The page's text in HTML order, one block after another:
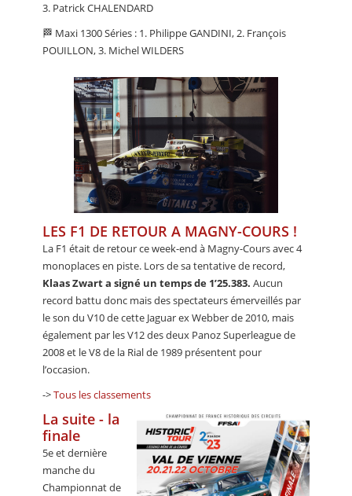
3. Patrick CHALENDARD
🏁 Maxi 1300 Séries : 1. Philippe GANDINI, 2. François
POUILLON, 3. Michel WILDERS
LES F1 DE RETOUR A MAGNY-COURS !
La F1 était de retour ce week-end à Magny-Cours avec 4
monoplaces en piste. Lors de sa tentative de record,
Klaas Zwart a signé un temps de 1’25.383. Aucun
record battu donc mais des spectateurs émerveillés par
le son du V10 de cette Jaguar ex Webber de 2010, mais
également par les V12 des deux Panoz Superleague de
2008 et le V8 de la Rial de 1989 présentent pour
l’occasion.
->Tous les classements
La suite - la
finale
5e et dernière
manche du
Championnat de